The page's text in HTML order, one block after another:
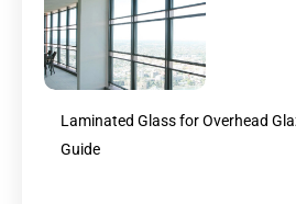
Laminated Glass for Overhead
Guide